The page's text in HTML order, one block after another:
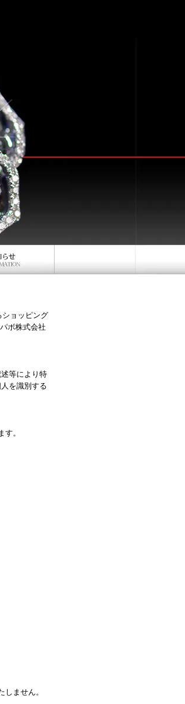
ショッピング
ボ株式会社
等により特
を識別する
。
ません。